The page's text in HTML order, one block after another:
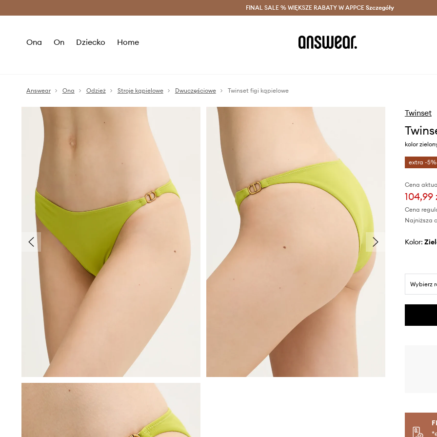
Oszczędzaj z Answear Club > Dostawa nawet w 24h >
FINAL SALE % WIĘKSZE RABATY W APPCE Szczegóły
Ona On Dziecko Home
Answear Ona Odzież Stroje kąpielowe Dwuczęściowe Twinset figi kąpielowe
Twinset
kolor
extra -5%
Cena
104,99
Cena
Najniższa
Kolor:
Wybierz